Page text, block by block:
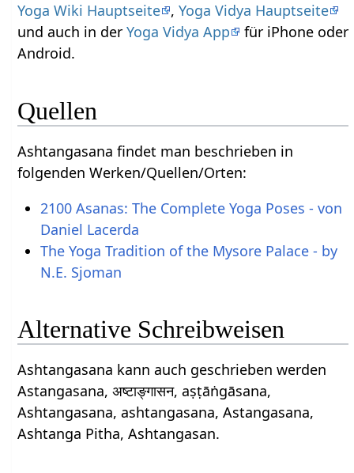
Yoga Wiki Hauptseite ,Yoga Vidya Hauptseite
und auch in derYoga Vidya App
für iPhone oder
Android.
Quellen
Ashtangasana findet man beschrieben in
folgenden Werken/Quellen/Orten:
2100 Asanas: The Complete Yoga Poses - von
Daniel Lacerda
The Yoga Tradition of the Mysore Palace - by
N.E. Sjoman
Alternative Schreibweisen
Ashtangasana kann auch geschrieben werden
Astangasana, अष्टाङ्गासन, aṣṭāṅgāsana,
Ashtangasana, ashtangasana, Astangasana,
Ashtanga Pitha, Ashtangasan.